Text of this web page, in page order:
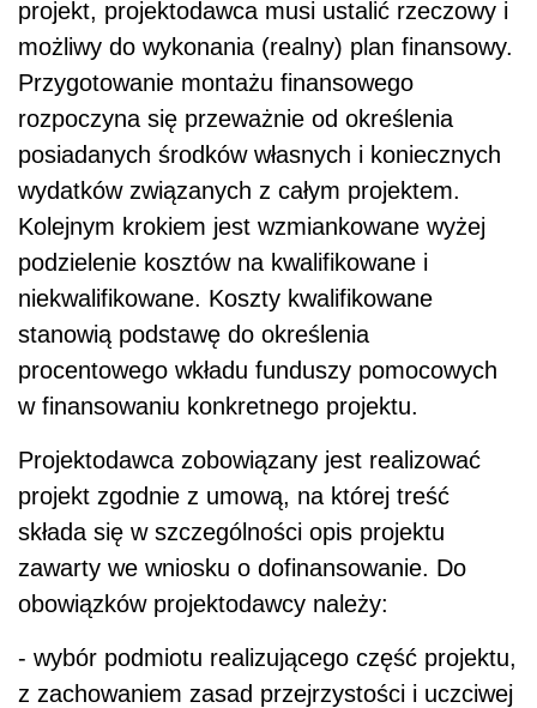
projekt, projektodawca musi ustalić rzeczowy i
możliwy do wykonania (realny) plan finansowy.
Przygotowanie montażu finansowego
rozpoczyna się przeważnie od określenia
posiadanych środków własnych i koniecznych
wydatków związanych z całym projektem.
Kolejnym krokiem jest wzmiankowane wyżej
podzielenie kosztów na kwalifikowane i
niekwalifikowane. Koszty kwalifikowane
stanowią podstawę do określenia
procentowego wkładu funduszy pomocowych
w finansowaniu konkretnego projektu.
Projektodawca zobowiązany jest realizować
projekt zgodnie z umową, na której treść
składa się w szczególności opis projektu
zawarty we wniosku o dofinansowanie. Do
obowiązków projektodawcy należy:
- wybór podmiotu realizującego część projektu,
z zachowaniem zasad przejrzystości i uczciwej